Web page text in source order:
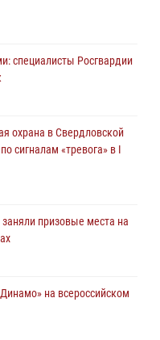
области
граждан на южном
в эфире телекомпании
специалисты Росгвардии
охрана в Свердловской
сигналам «тревога» в I
призовые места на
на всероссийском